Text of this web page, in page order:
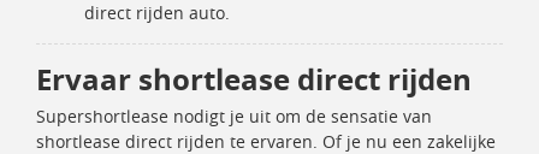
direct rijden auto.
Ervaar shortlease direct rijden
Supershortlease nodigt je uit om de sensatie van
shortlease direct rijden te ervaren. Of je nu een zakelijke